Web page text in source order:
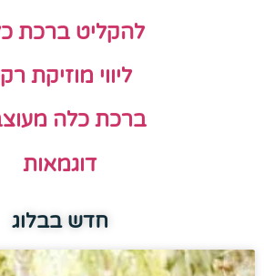
להקליט ברכת
ליווי מוזיקת
ברכת כלה
דוגמאות
חדש בבלוג